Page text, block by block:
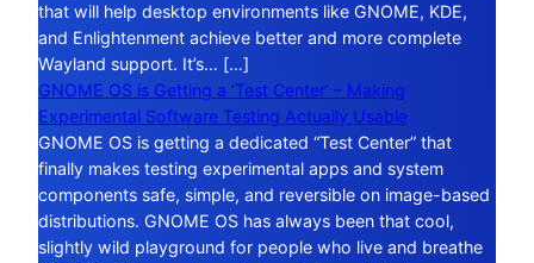
that will help desktop environments like GNOME, KDE,
and Enlightenment achieve better and more complete
Wayland support. It’s… […]
GNOME OS is Getting a ‘Test Center’ – Making
Experimental Software Testing Actually Usable
GNOME OS is getting a dedicated “Test Center” that
finally makes testing experimental apps and system
components safe, simple, and reversible on image-based
distributions. GNOME OS has always been that cool,
slightly wild playground for people who live and breathe